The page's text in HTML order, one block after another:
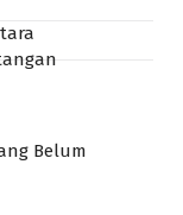
Belum